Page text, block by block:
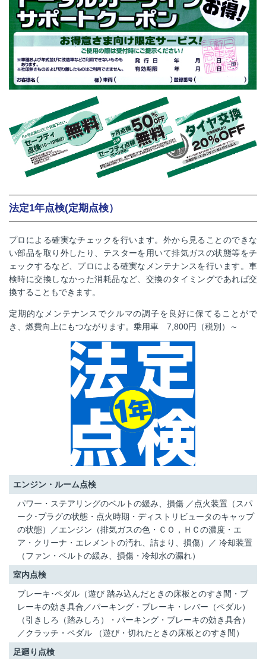
法定1年点検(定期点検）
プロによる確実なチェックを行います。外から見ることのできな
い部品を取り外したり、テスターを用いて排気ガスの状態等をチ
ェックするなど、プロによる確実なメンテナンスを行います。車
検時に交換しなかった消耗品など、交換のタイミングであれば交
換することもできます。
定期的なメンテナンスでクルマの調子を良好に保てることがで
き、燃費向上にもつながります。乗用車 7,800円（税別）～
エンジン・ルーム点検
パワー・ステアリングのベルトの緩み、損傷 ／点火装置（スパ
ーク･プラグの状態・点火時期・ディストリビュータのキャップ
の状態）／エンジン（排気ガスの色・ＣＯ，ＨＣの濃度・エ
ア・クリーナ・エレメントの汚れ、詰まり、損傷）／ 冷却装置
（ファン・ベルトの緩み、損傷・冷却水の漏れ）
室内点検
ブレーキ･ペダル（遊び 踏み込んだときの床板とのすき間・ブ
レーキの効き具合／パーキング・ブレーキ・レバー（ペダル）
（引きしろ（踏みしろ）・パーキング・ブレーキの効き具合）
／クラッチ・ペダル （遊び・切れたときの床板とのすき間）
足廻り点検